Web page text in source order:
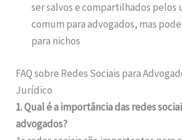
ser salvos e compartilhados pelos
comum para advogados, mas
para nichos
FAQ sobre Redes Sociais para
Jurídico
1. Qual é a importância das redes
advogados?